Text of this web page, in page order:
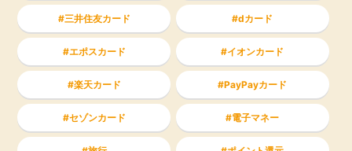
三井住友カード dカード
エポスカード イオンカード
楽天カード PayPayカード
セゾンカード 電子マネー